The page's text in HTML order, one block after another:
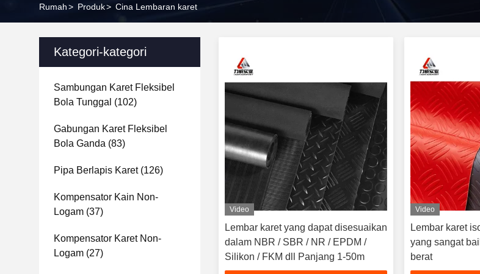
Rumah> Produk> Cina Lembaran karet
Kategori-kategori
Sambungan Karet Fleksibel
Bola Tunggal (102)
Gabungan Karet Fleksibel
Bola Ganda (83)
Pipa Berlapis Karet(126)
Kompensator Kain Non-
Logam (37)
Kompensator Karet Non-
Logam (27)
Video
Lembar karet yang dapat disesuaikan
dalam NBR / SBR / NR / EPDM /
Silikon / FKM dll Panjang 1-50m
Video
Lembar karet
yang sangat
berat